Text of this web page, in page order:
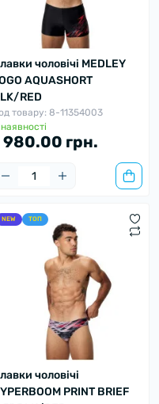
чоловічі MEDLEY
AQUASHORT
RED
товару: 8-11354003
980.00 грн.
NEW ТОП
чоловічі
PRINT BRIEF